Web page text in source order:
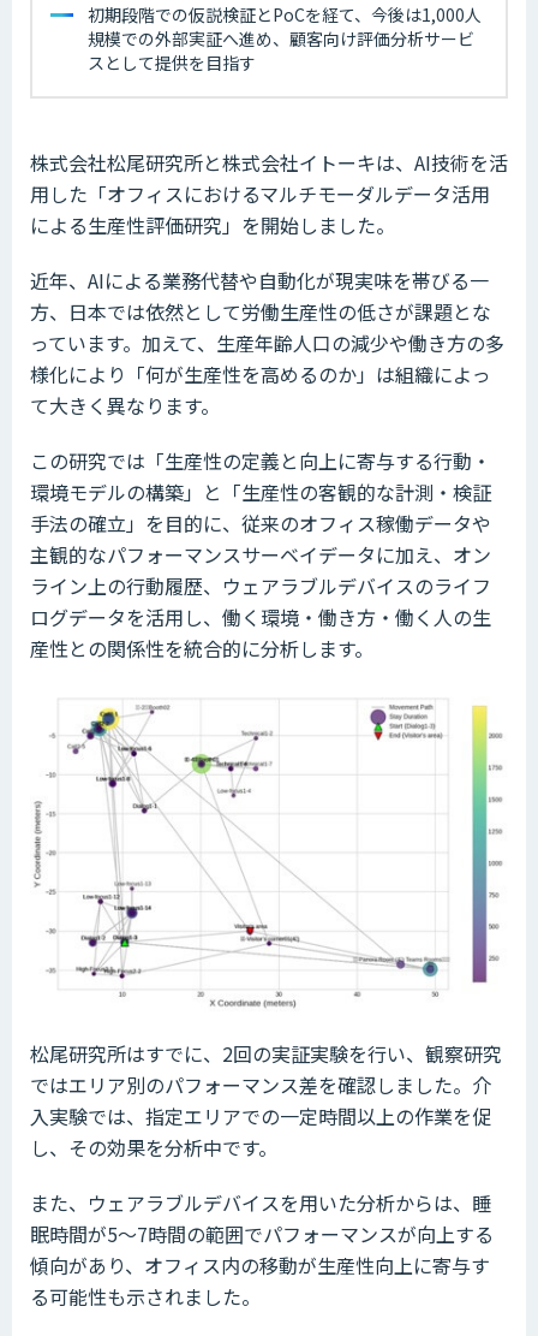
初期段階での仮説検証とPoCを経て、今後は1,000人
規模での外部実証へ進め、顧客向け評価分析サービ
スとして提供を目指す
株式会社松尾研究所と株式会社イトーキは、AI技術を活
用した「オフィスにおけるマルチモーダルデータ活用
による生産性評価研究」を開始しました。
近年、AIによる業務代替や自動化が現実味を帯びる一
方、日本では依然として労働生産性の低さが課題とな
っています。加えて、生産年齢人口の減少や働き方の多
様化により「何が生産性を高めるのか」は組織によっ
て大きく異なります。
この研究では「生産性の定義と向上に寄与する行動・
環境モデルの構築」と「生産性の客観的な計測・検証
手法の確立」を目的に、従来のオフィス稼働データや
主観的なパフォーマンスサーベイデータに加え、オン
ライン上の行動履歴、ウェアラブルデバイスのライフ
ログデータを活用し、働く環境・働き方・働く人の生
産性との関係性を統合的に分析します。
松尾研究所はすでに、2回の実証実験を行い、観察研究
ではエリア別のパフォーマンス差を確認しました。介
入実験では、指定エリアでの一定時間以上の作業を促
し、その効果を分析中です。
また、ウェアラブルデバイスを用いた分析からは、睡
眠時間が5〜7時間の範囲でパフォーマンスが向上する
傾向があり、オフィス内の移動が生産性向上に寄与す
る可能性も示されました。